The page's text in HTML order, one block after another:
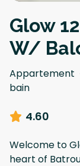
Glow
W/
Appartement
bain
4.60
Welcome to
heart of